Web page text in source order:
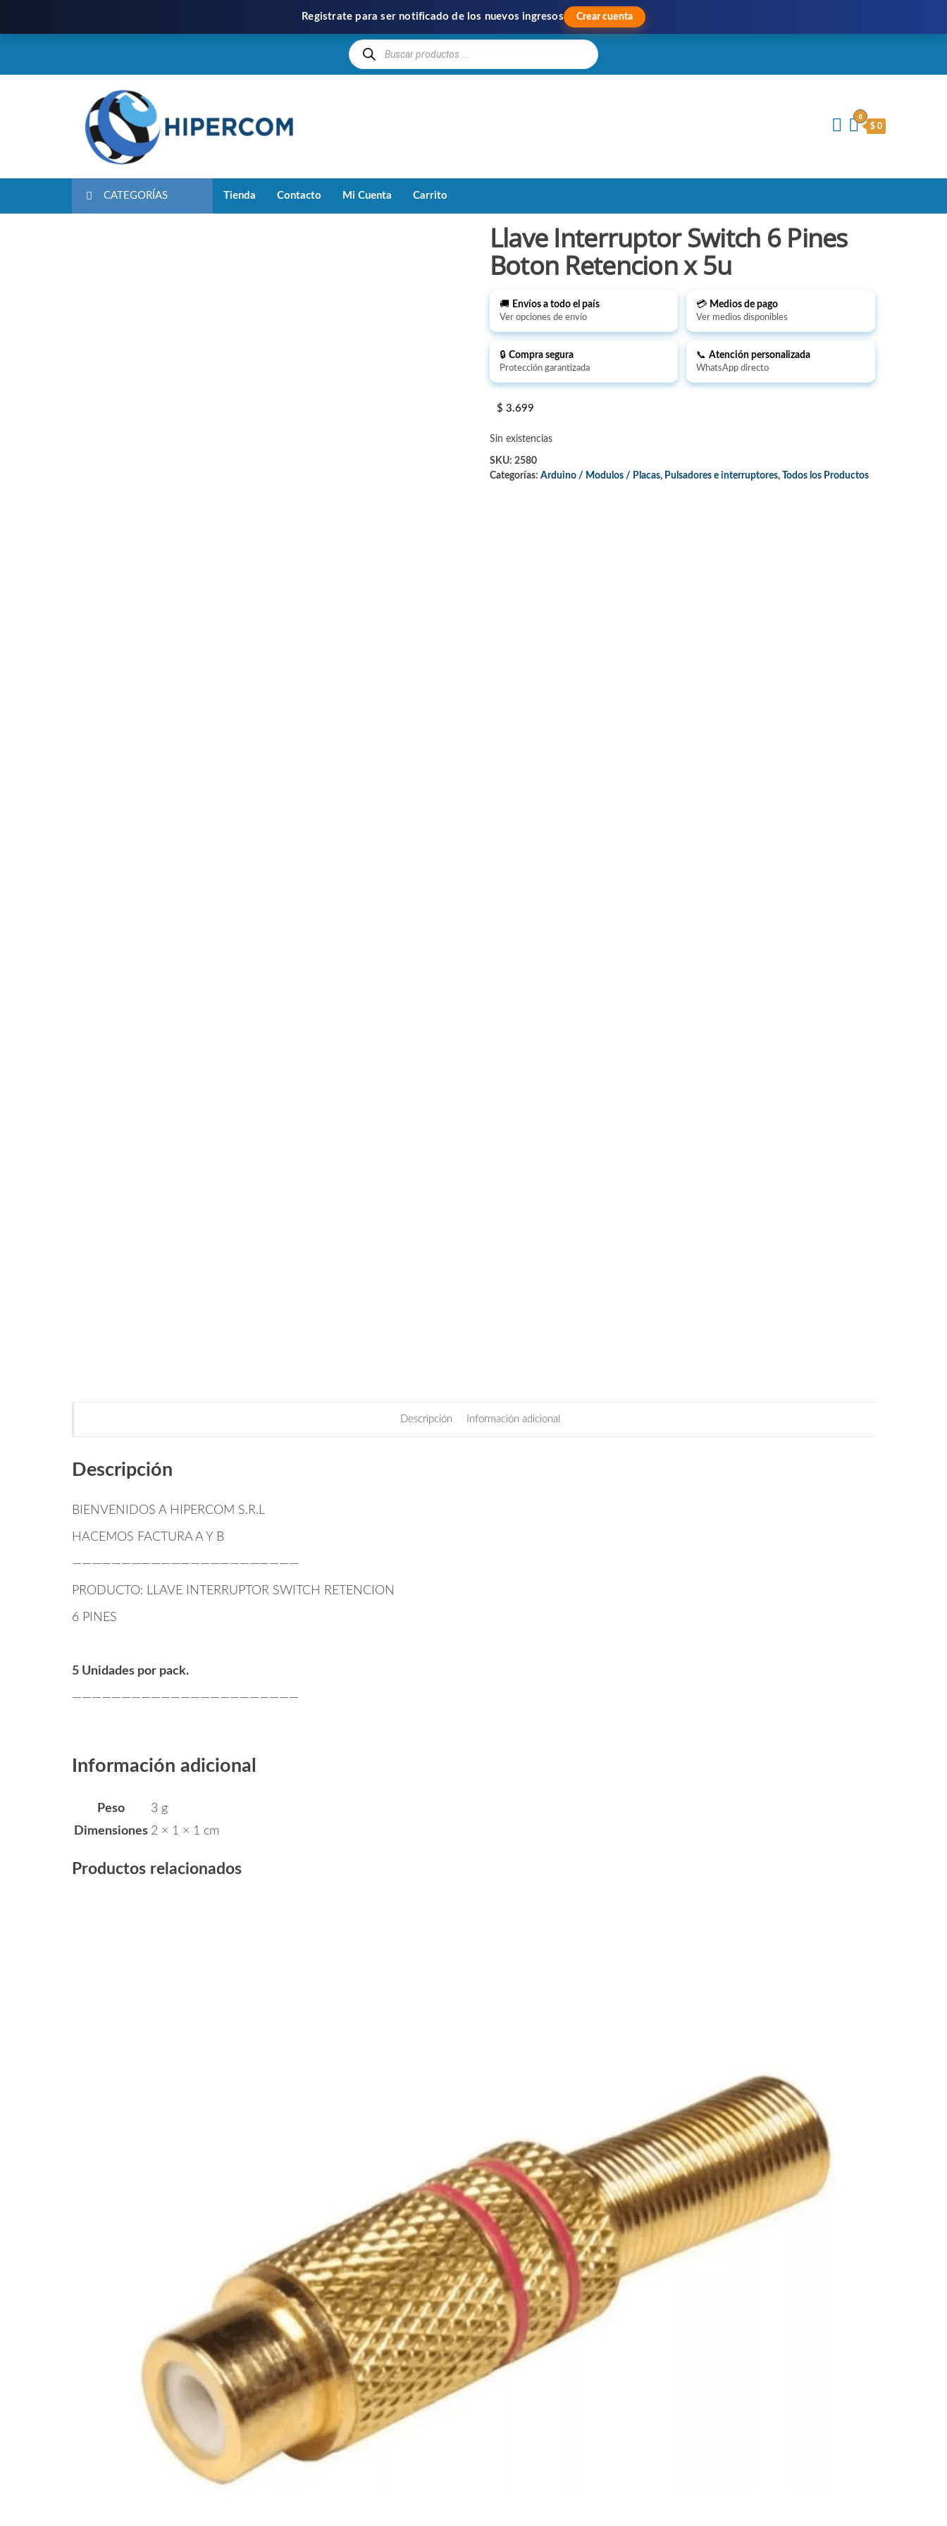
Registrate para ser notificado de los nuevos ingresos Crear cuenta
0
$ 0
CATEGORÍAS Tienda Contacto Mi Cuenta Carrito
Llave Interruptor Switch 6 Pines
Boton Retencion x 5u
🚚 Envíos a todo el país
Ver opciones de envío
💳 Medios de pago
Ver medios disponibles
🔒 Compra segura
Protección garantizada
📞Atención personalizada
WhatsApp directo
$ 3.699
Sin existencias
SKU: 2580
Categorías: Arduino / Modulos / Placas, Pulsadores e interruptores, Todos los Productos
Descripción Información adicional
Descripción
BIENVENIDOS A HIPERCOM S.R.L
HACEMOS FACTURA A Y B
———————————————————————
PRODUCTO: LLAVE INTERRUPTOR SWITCH RETENCION
6 PINES
5 Unidades por pack.
———————————————————————
Información adicional
Peso
3 g
Dimensiones 2 × 1 × 1 cm
Productos relacionados